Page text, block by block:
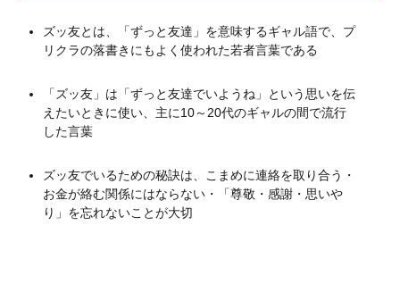
ズッ友とは、「ずっと友達」を意味するギャル語で、プ
リクラの落書きにもよく使われた若者言葉である
「ズッ友」は「ずっと友達でいようね」という思いを伝
えたいときに使い、主に10～20代のギャルの間で流行
した言葉
ズッ友でいるための秘訣は、こまめに連絡を取り合う・
お金が絡む関係にはならない・「尊敬・感謝・思いや
り」を忘れないことが大切